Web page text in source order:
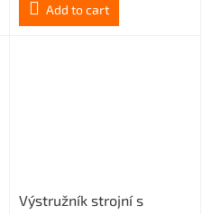
Add to cart
Výstružník strojní s